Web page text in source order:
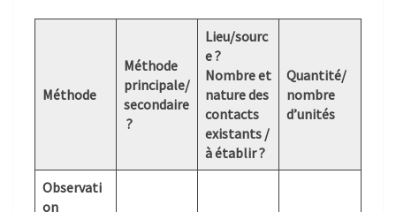
Méthode
Méthode
principale/
secondaire
?
Lieu/sourc
e ?
Nombre et
nature des
contacts
existants /
à établir ?
Quantité/
nombre
d’unités
Observati
on